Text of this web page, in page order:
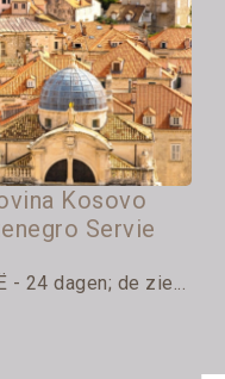
Kosovo
Servie
- 24 dagen; de zie...